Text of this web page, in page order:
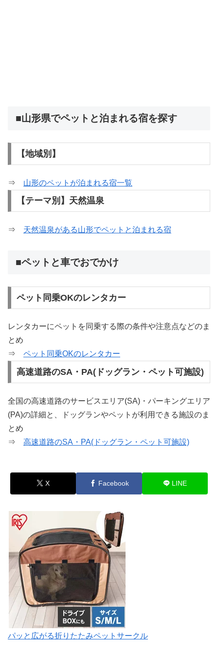
■山形県でペットと泊まれる宿を探す
【地域別】
⇒ 山形のペットが泊まれる宿一覧
【テーマ別】天然温泉
⇒ 天然温泉がある山形でペットと泊まれる宿
■ペットと車でおでかけ
ペット同乗OKのレンタカー
レンタカーにペットを同乗する際の条件や注意点などのま
とめ
⇒ ペット同乗OKのレンタカー
高速道路のSA・PA(ドッグラン・ペット可施設)
全国の高速道路のサービスエリア(SA)・パーキングエリア
(PA)の詳細と、ドッグランやペットが利用できる施設のま
とめ
⇒ 高速道路のSA・PA(ドッグラン・ペット可施設)
X Facebook LINE
パッと広がる折りたたみペットサークル